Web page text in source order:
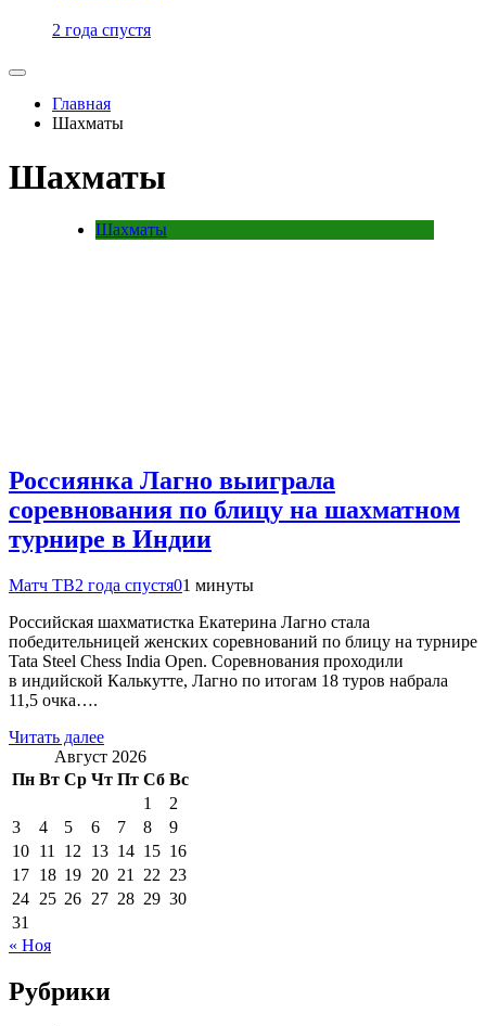
2 года спустя
Главная
Шахматы
Шахматы
Шахматы
Россиянка Лагно выиграла
соревнования по блицу на шахматном
турнире в Индии
Матч ТВ2 года спустя01 минуты
Российская шахматистка Екатерина Лагно стала
победительницей женских соревнований по блицу на турнире
Tata Steel Chess India Open. Соревнования проходили
в индийской Калькутте, Лагно по итогам 18 туров набрала
11,5 очка….
Читать далее
Август 2026
Пн Вт Ср Чт Пт Сб Вс
1
2
3
4 5 6 7 8
9
10 11 12 13 14 15 16
17 18 19 20 21 22 23
24 25 26 27 28 29 30
31
« Ноя
Рубрики